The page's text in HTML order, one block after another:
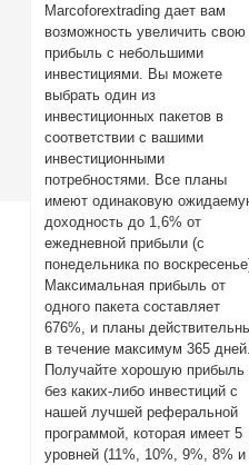
Marcoforextrading дает вам
возможность увеличить свою
прибыль с небольшими
инвестициями. Вы можете
выбрать один из
инвестиционных пакетов в
соответствии с вашими
инвестиционными
потребностями. Все планы
имеют одинаковую
доходность до 1,6% от
ежедневной прибыли (с
понедельника по
Максимальная прибыль от
одного пакета составляет
676%, и планы
в течение максимум 365
Получайте хорошую прибыль
без каких-либо инвестиций с
нашей лучшей реферальной
программой, которая имеет 5
уровней (11%, 10%, 9%, 8% и